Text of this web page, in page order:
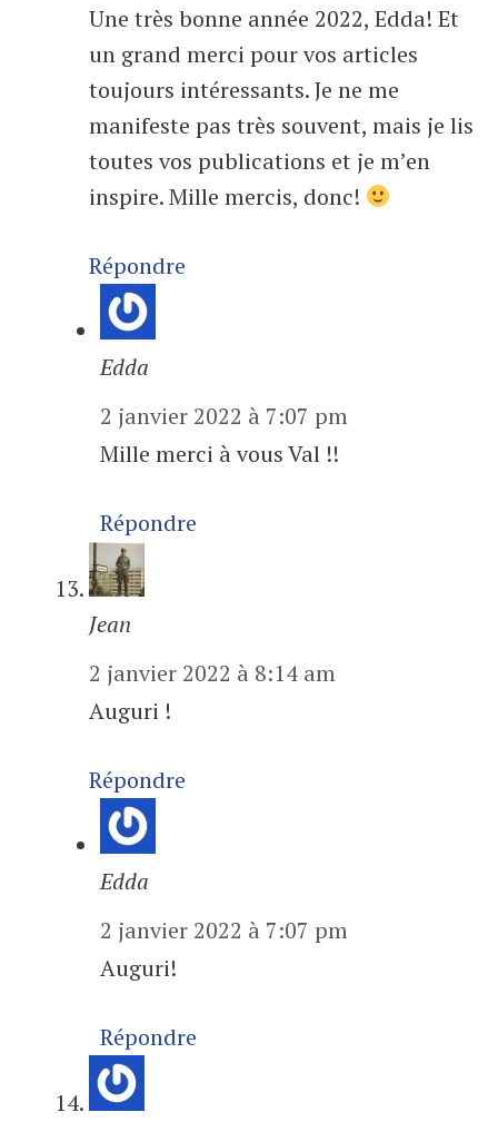
Une très bonne année 2022, Edda! Et
un grand merci pour vos articles
toujours intéressants. Je ne me
manifeste pas très souvent, mais je lis
toutes vos publications et je m’en
inspire. Mille mercis, donc!
Répondre
Edda
2 janvier 2022 à 7:07 pm
Mille merci à vous Val !!
Répondre
Jean
2 janvier 2022 à 8:14 am
Auguri !
Répondre
Edda
2 janvier 2022 à 7:07 pm
Auguri!
Répondre